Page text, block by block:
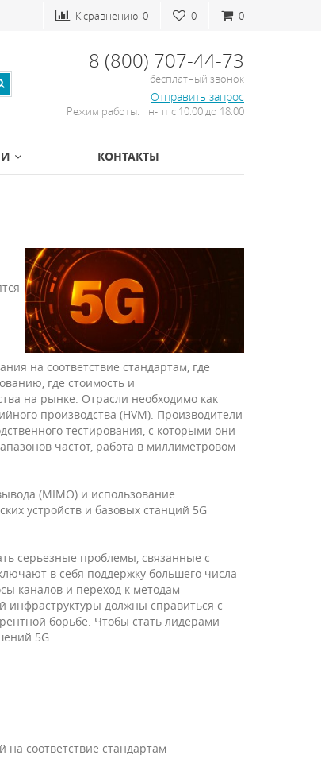
0
0
К сравнению: 0
8 (800) 707-44-73
бесплатный звонок
Отправить запрос
Режим работы: пн-пт с 10:00 до 18:00
КОНТАКТЫ
на соответствие стандартам, где
где стоимость и
на рынке. Отрасли необходимо как
производства (HVM). Производители
тестирования, с которыми они
частот, работа в миллиметровом
(MIMO) и использование
устройств и базовых станций 5G
серьезные проблемы, связанные с
в себя поддержку большего числа
каналов и переход к методам
инфраструктуры должны справиться с
борьбе. Чтобы стать лидерами
5G.
соответствие стандартам